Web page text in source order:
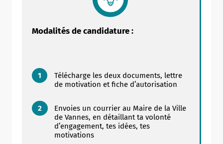
Modalités de candidature :
Télécharge les deux documents, lettre
de motivation et fiche d’autorisation
Envoies un courrier au Maire de la Ville
de Vannes, en détaillant ta volonté
d’engagement, tes idées, tes
motivations